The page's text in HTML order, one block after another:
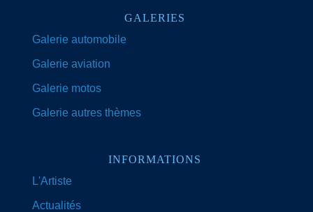
GALERIES
Galerie automobile
Galerie aviation
Galerie motos
Galerie autres thèmes
INFORMATIONS
L'Artiste
Actualités